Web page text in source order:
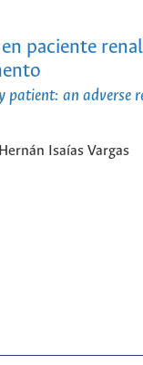
paciente
patient: an adverse
Isaías Vargas